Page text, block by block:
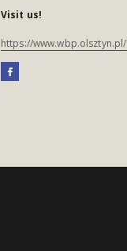
Visit us!
https://www.wbp.olsztyn.pl/